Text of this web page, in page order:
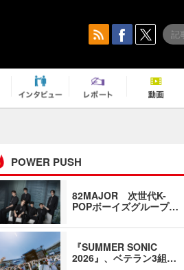
POWER PUSH
82MAJOR 次世代K-
POPボーイズグループ…
『SUMMER SONIC
2026』、ベテラン3組…